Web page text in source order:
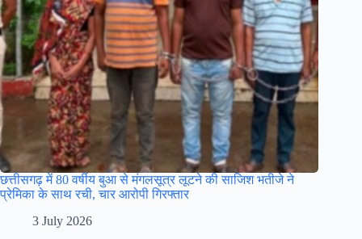
छत्तीसगढ़ में 80 वर्षीय बुआ से मंगलसूत्र लूटने की साजिश भतीजे ने
प्रेमिका के साथ रची, चार आरोपी गिरफ्तार
3 July 2026